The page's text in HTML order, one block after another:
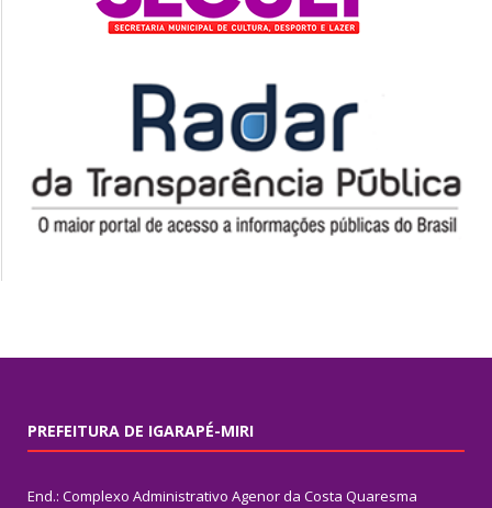
PREFEITURA DE IGARAPÉ-MIRI
End.: Complexo Administrativo Agenor da Costa Quaresma